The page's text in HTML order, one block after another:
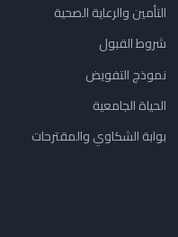
التأمين والرعاية الصحية
شروط القبول
نموذج التفويض
الحياة الجامعية
بوابة الشكاوي والمقترحات